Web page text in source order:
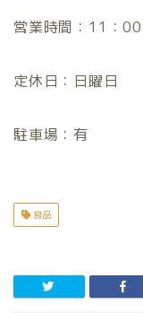
営業時間：11：
定休日：日曜日
駐車場：有
食品